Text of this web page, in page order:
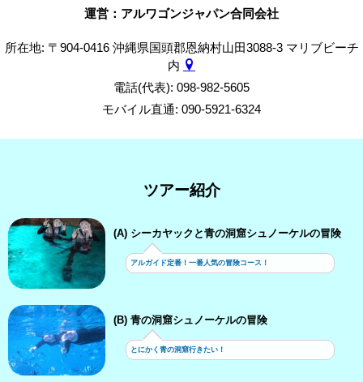
運営：アルワゴンジャパン合同会社
所在地: 〒904-0416 沖縄県国頭郡恩納村山田3088-3 マリブビーチ
内
電話(代表): 098-982-5605
モバイル直通: 090-5921-6324
ツアー紹介
(A) シーカヤックと青の洞窟シュノーケルの冒険
アルガイド定番！一番人気の冒険コース！
(B) 青の洞窟シュノーケルの冒険
とにかく青の洞窟行きたい！